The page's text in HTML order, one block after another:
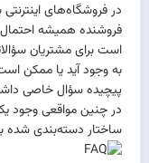
در فروشگاه‌های
فروشنده همیشه
است برای مشتریان
به وجود آید یا ممکن
پیچیده سؤال خاصی
در چنین مواقعی وجود
ساختار دسته‌بندی شده